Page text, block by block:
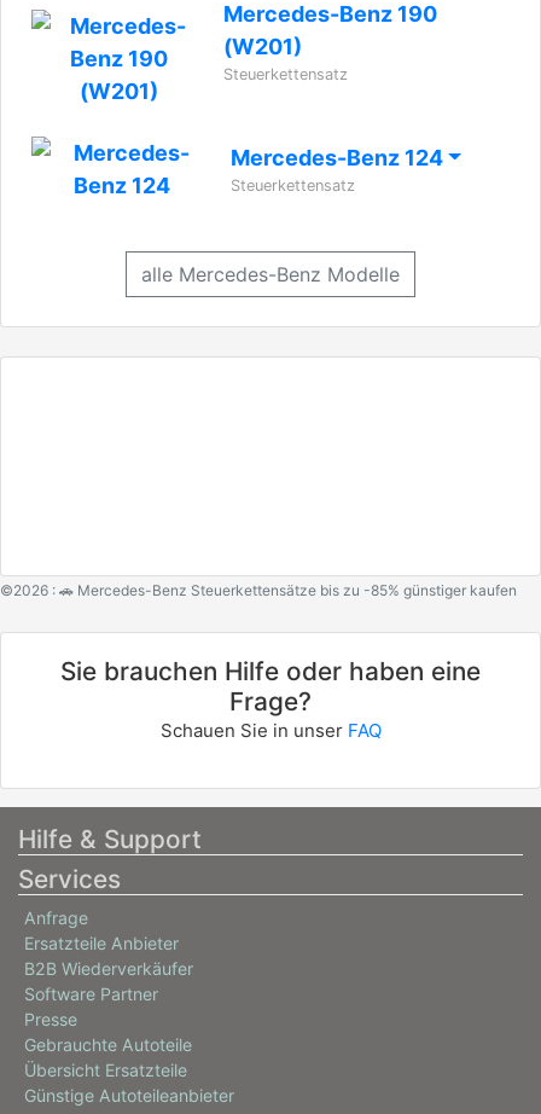
Mercedes-Benz 190
(W201)
Steuerkettensatz
Mercedes-Benz 124
Steuerkettensatz
alle Mercedes-Benz Modelle
©2026 : 🚗 Mercedes-Benz Steuerkettensätze bis zu -85% günstiger kaufen
Sie brauchen Hilfe oder haben eine
Frage?
Schauen Sie in unser FAQ
Hilfe & Support
Services
Anfrage
Ersatzteile Anbieter
B2B Wiederverkäufer
Software Partner
Presse
Gebrauchte Autoteile
Übersicht Ersatzteile
Günstige Autoteileanbieter